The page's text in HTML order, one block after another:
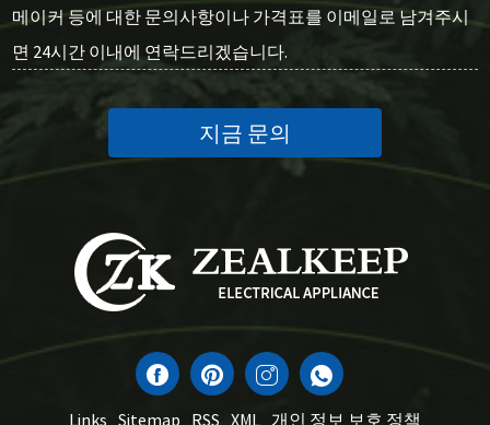
메이커 등에 대한 문의사항이나 가격표를 이메일로 남겨주시
면 24시간 이내에 연락드리겠습니다.
지금 문의
Links Sitemap RSS XML 개인 정보 보호 정책